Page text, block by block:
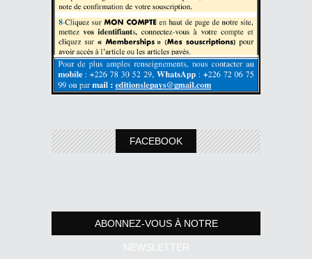
FACEBOOK
ABONNEZ-VOUS À NOTRE
NEWSLETTER